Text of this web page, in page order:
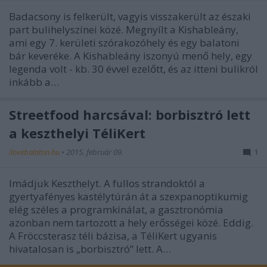
Badacsony is felkerült, vagyis visszakerült az északi
part bulihelyszínei közé. Megnyílt a Kishableány,
ami egy 7. kerületi szórakozóhely és egy balatoni
bár keveréke. A Kishableány iszonyú menő hely, egy
legenda volt - kb. 30 évvel ezelőtt, és az itteni bulikról
inkább a…
Streetfood harcsával: borbisztró lett
a keszthelyi TéliKert
ilovebalaton.hu • 2015. február 09. 1
Imádjuk Keszthelyt. A fullos strandoktól a
gyertyafényes kastélytúrán át a szexpanoptikumig
elég széles a programkínálat, a gasztronómia
azonban nem tartozott a hely erősségei közé. Eddig.
A Fröccsterasz téli bázisa, a TéliKert ugyanis
hivatalosan is „borbisztró” lett. A…